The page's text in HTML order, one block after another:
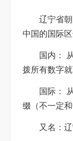
辽宁省
中国的国际
国内：
拨所有数字
国际：
缀（不一定
又名：